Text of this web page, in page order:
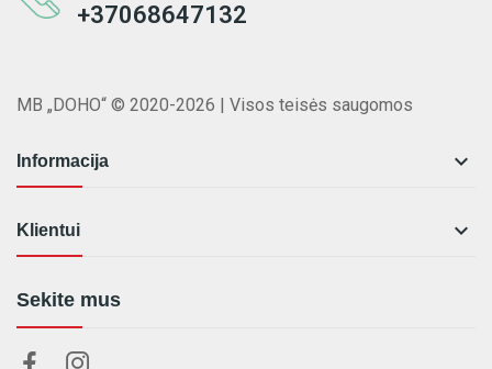
+37068647132
MB „DOHO“ © 2020-2026 | Visos teisės saugomos
Informacija 
Klientui 
Sekite mus